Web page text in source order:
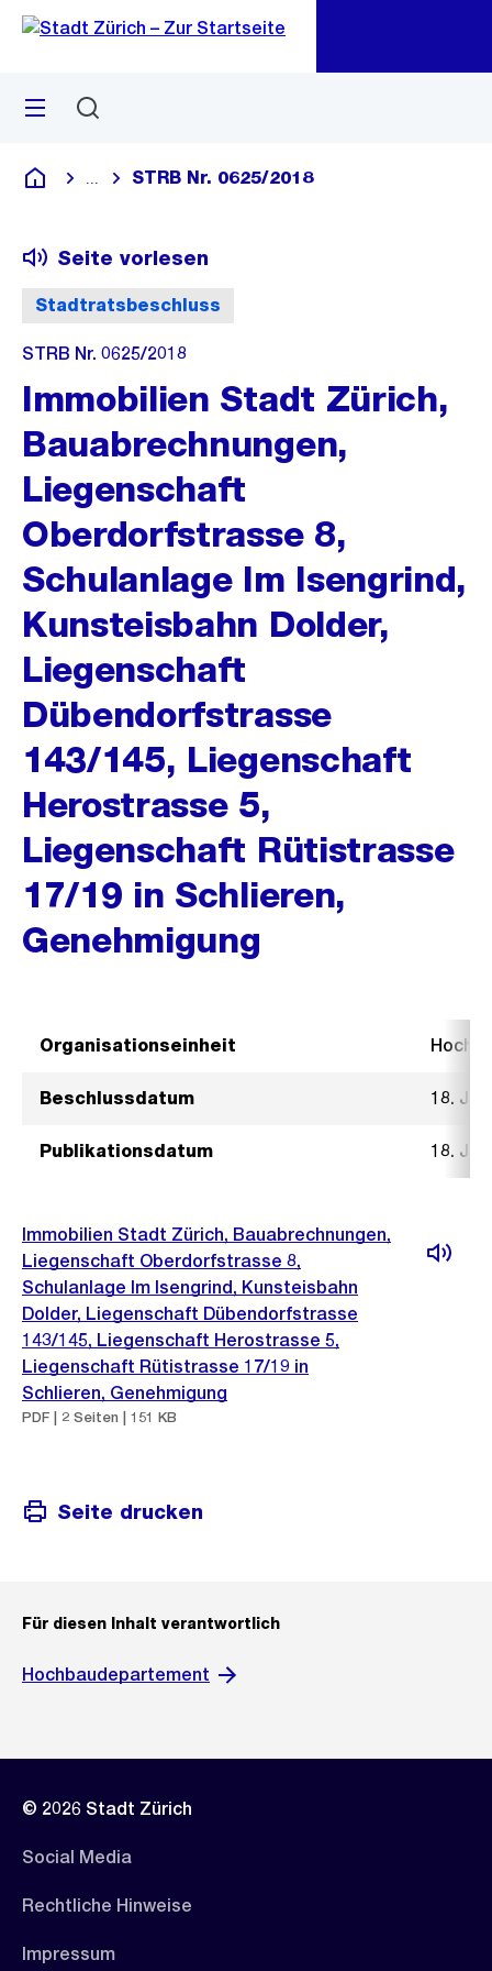
Navigation
Sprunglink
Menü
Deutsch
Blende alle Breadcrumbs ein
STRB Nr. 0625/2018
Stadtratsbeschluss
Seite vorlesen
STRB Nr. 0625/2018
Immobilien Stadt Zürich,
Bauabrechnungen,
Liegenschaft
Oberdorfstrasse 8,
Schulanlage Im Isengrind,
Kunsteisbahn Dolder,
Liegenschaft
Dübendorfstrasse
143/145, Liegenschaft
Herostrasse 5,
Liegenschaft Rütistrasse
17/19 in Schlieren,
Genehmigung
Organisationseinheit
Beschlussdatum 18. Juli
Publikationsdatum 18. Juli
Immobilien Stadt Zürich, Bauabrechnungen,
Liegenschaft Oberdorfstrasse 8,
Schulanlage Im Isengrind, Kunsteisbahn
Dolder, Liegenschaft Dübendorfstrasse
143/145, Liegenschaft Herostrasse 5,
Liegenschaft Rütistrasse 17/19 in
Schlieren, Genehmigung
PDF | 2 Seiten | 151 KB
Seite drucken
Für diesen Inhalt verantwortlich
Hochbaudepartement
© 2026 Stadt Zürich
Social Media
Rechtliche Hinweise
Impressum